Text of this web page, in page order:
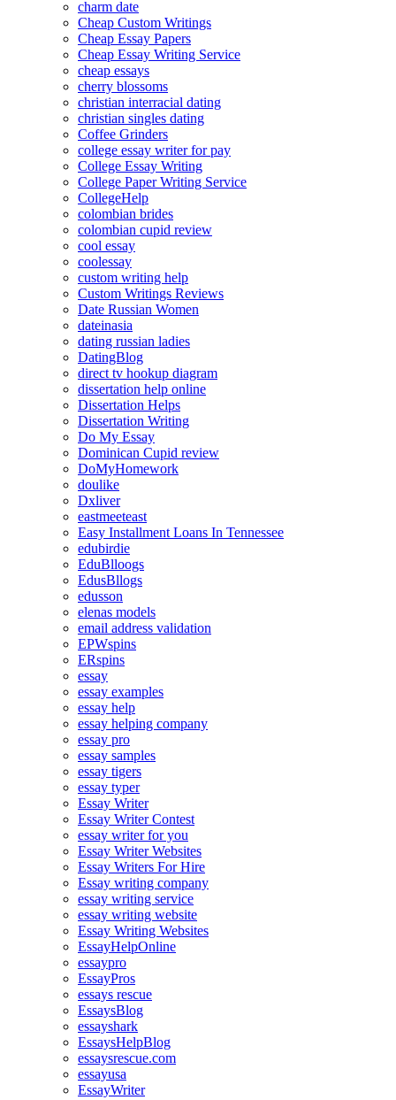
charm date
Cheap Custom Writings
Cheap Essay Papers
Cheap Essay Writing Service
cheap essays
cherry blossoms
christian interracial dating
christian singles dating
Coffee Grinders
college essay writer for pay
College Essay Writing
College Paper Writing Service
CollegeHelp
colombian brides
colombian cupid review
cool essay
coolessay
custom writing help
Custom Writings Reviews
Date Russian Women
dateinasia
dating russian ladies
DatingBlog
direct tv hookup diagram
dissertation help online
Dissertation Helps
Dissertation Writing
Do My Essay
Dominican Cupid review
DoMyHomework
doulike
Dxliver
eastmeeteast
Easy Installment Loans In Tennessee
edubirdie
EduBlloogs
EdusBllogs
edusson
elenas models
email address validation
EPWspins
ERspins
essay
essay examples
essay help
essay helping company
essay pro
essay samples
essay tigers
essay typer
Essay Writer
Essay Writer Contest
essay writer for you
Essay Writer Websites
Essay Writers For Hire
Essay writing company
essay writing service
essay writing website
Essay Writing Websites
EssayHelpOnline
essaypro
EssayPros
essays rescue
EssaysBlog
essayshark
EssaysHelpBlog
essaysrescue.com
essayusa
EssayWriter